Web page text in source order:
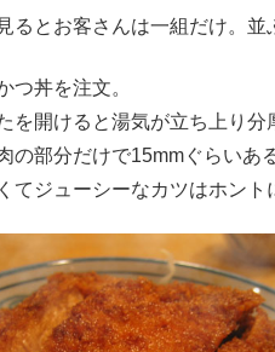
るとお客さんは一組だけ。
つ丼を注文。
を開けると湯気が立ち上り分
の部分だけで15mmぐらいあ
てジューシーなカツはホント